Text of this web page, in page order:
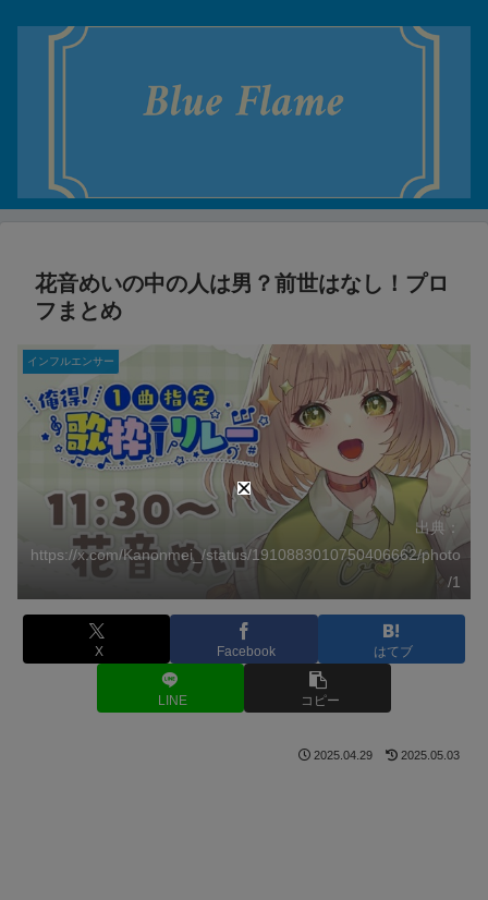
花音めいの中の人は男？前世はなし！プロ
フまとめ
インフルエンサー
出典：
https://x.com/Kanonmei_/status/1910883010750406662/photo
/1
X Facebook はてブ
LINE コピー
2025.04.29 2025.05.03